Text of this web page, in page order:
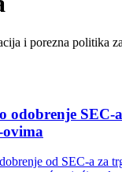
i porezna politika
odobrenje SEC-
od SEC-a za